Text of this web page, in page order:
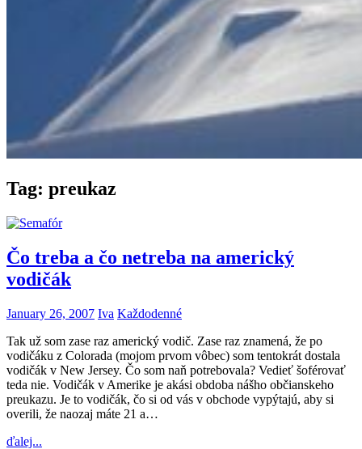
Tag: preukaz
Čo treba a čo netreba na americký
vodičák
January 26, 2007 Iva Každodenné
Tak už som zase raz americký vodič. Zase raz znamená, že po
vodičáku z Colorada (mojom prvom vôbec) som tentokrát dostala
vodičák v New Jersey. Čo som naň potrebovala? Vedieť šoférovať
teda nie. Vodičák v Amerike je akási obdoba nášho občianskeho
preukazu. Je to vodičák, čo si od vás v obchode vypýtajú, aby si
overili, že naozaj máte 21 a…
ďalej...